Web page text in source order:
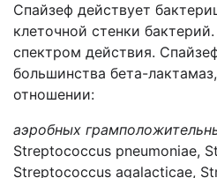
Спайзеф действует
клеточной стенки
спектром действия.
большинства бета-
отношении:
аэробных
Streptococcus pneumoniae,
Streptococcus agalacticae,